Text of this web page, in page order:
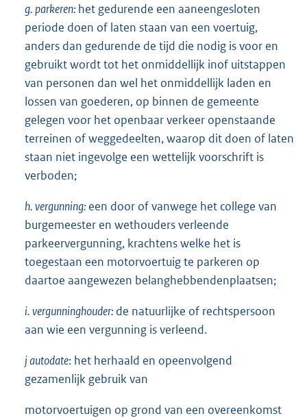
g. parkeren: het gedurende een aaneengesloten
periode doen of laten staan van een voertuig,
anders dan gedurende de tijd die nodig is voor en
gebruikt wordt tot het onmiddellijk inof uitstappen
van personen dan wel het onmiddellijk laden en
lossen van goederen, op binnen de gemeente
gelegen voor het openbaar verkeer openstaande
terreinen of weggedeelten, waarop dit doen of laten
staan niet ingevolge een wettelijk voorschrift is
verboden;
h. vergunning: een door of vanwege het college van
burgemeester en wethouders verleende
parkeervergunning, krachtens welke het is
toegestaan een motorvoertuig te parkeren op
daartoe aangewezen belanghebbendenplaatsen;
i. vergunninghouder: de natuurlijke of rechtspersoon
aan wie een vergunning is verleend.
j autodate: het herhaald en opeenvolgend
gezamenlijk gebruik van
motorvoertuigen op grond van een overeenkomst